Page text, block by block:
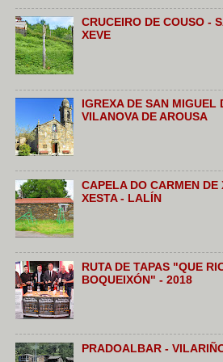
CRUCEIRO DE COUSO -
XEVE
IGREXA DE SAN MIGUEL
VILANOVA DE AROUSA
CAPELA DO CARMEN DE
XESTA - LALÍN
RUTA DE TAPAS "QUE
BOQUEIXÓN" - 2018
PRADOALBAR -